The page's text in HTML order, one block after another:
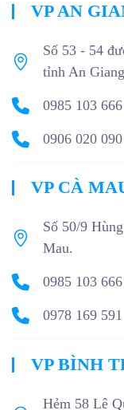
VP AN
Số 53 - 54
tỉnh An
0985 103 666
0906 020 090
VP CÀ
Số 50/9
Mau.
0985 103 666
0978 169 591
VP BÌNH
Hẻm 58 Lê